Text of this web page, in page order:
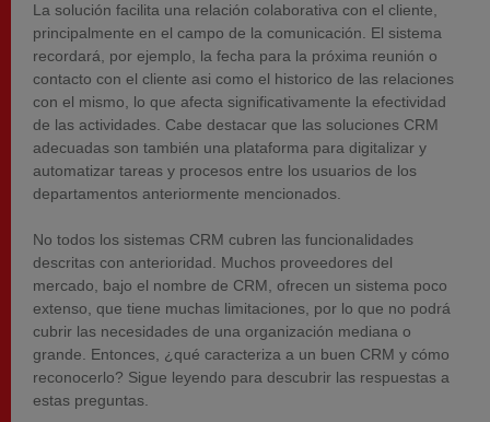
La solución facilita una relación colaborativa con el cliente,
principalmente en el campo de la comunicación. El sistema
recordará, por ejemplo, la fecha para la próxima reunión o
contacto con el cliente asi como el historico de las relaciones
con el mismo, lo que afecta significativamente la efectividad
de las actividades. Cabe destacar que las soluciones CRM
adecuadas son también una plataforma para digitalizar y
automatizar tareas y procesos entre los usuarios de los
departamentos anteriormente mencionados.
No todos los sistemas CRM cubren las funcionalidades
descritas con anterioridad. Muchos proveedores del
mercado, bajo el nombre de CRM, ofrecen un sistema poco
extenso, que tiene muchas limitaciones, por lo que no podrá
cubrir las necesidades de una organización mediana o
grande. Entonces, ¿qué caracteriza a un buen CRM y cómo
reconocerlo? Sigue leyendo para descubrir las respuestas a
estas preguntas.